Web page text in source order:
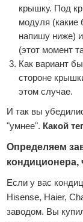
крышку. Под
модуля (какие
напишу ниже)
(этот момент
Как вариант
стороне
этом случае.
И так вы
"умнее". Какой
Определяем
Если у вас
Hisense, Haier,
заводом. Вы